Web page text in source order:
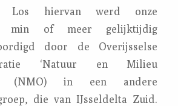
Los hiervan werd onze
min of meer gelijktijdig
door de Overijsselse
‘Natuur en Milieu
(NMO) in een andere
die van IJsseldelta Zuid.